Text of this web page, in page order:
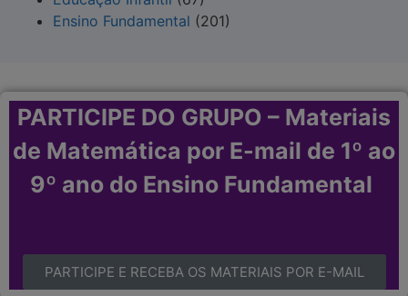
Ensino Fundamental (201)
PARTICIPE DO GRUPO – Materiais
de Matemática por E-mail de 1º ao
9º ano do Ensino Fundamental
PARTICIPE E RECEBA OS MATERIAIS POR E-MAIL